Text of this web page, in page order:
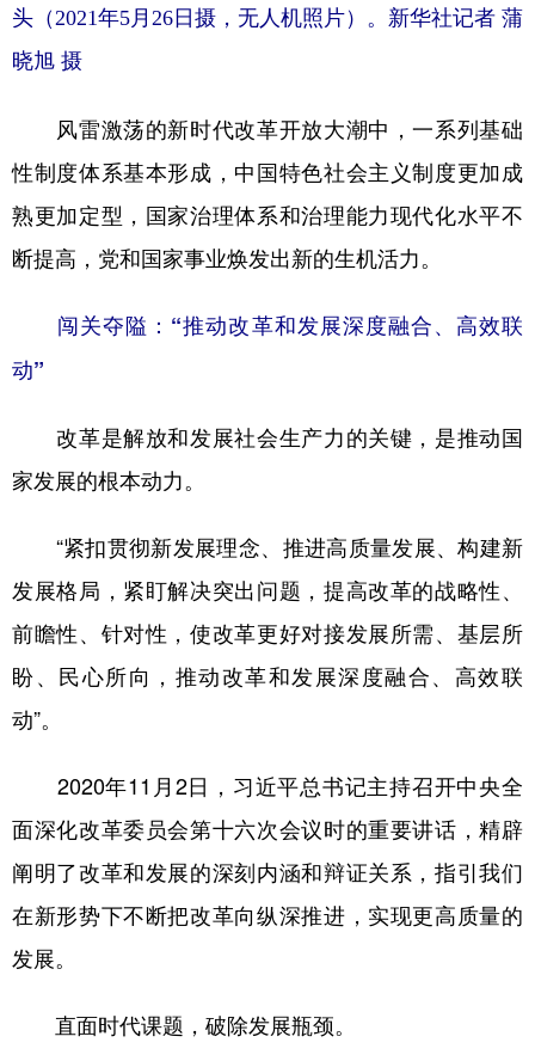
头（2021年5月26日摄，无人机照片）。新华社记者 蒲
晓旭 摄
风雷激荡的新时代改革开放大潮中，一系列基础
性制度体系基本形成，中国特色社会主义制度更加成
熟更加定型，国家治理体系和治理能力现代化水平不
断提高，党和国家事业焕发出新的生机活力。
闯关夺隘：“推动改革和发展深度融合、高效联
动”
改革是解放和发展社会生产力的关键，是推动国
家发展的根本动力。
“紧扣贯彻新发展理念、推进高质量发展、构建新
发展格局，紧盯解决突出问题，提高改革的战略性、
前瞻性、针对性，使改革更好对接发展所需、基层所
盼、民心所向，推动改革和发展深度融合、高效联
动”。
2020年11月2日，习近平总书记主持召开中央全
面深化改革委员会第十六次会议时的重要讲话，精辟
阐明了改革和发展的深刻内涵和辩证关系，指引我们
在新形势下不断把改革向纵深推进，实现更高质量的
发展。
直面时代课题，破除发展瓶颈。